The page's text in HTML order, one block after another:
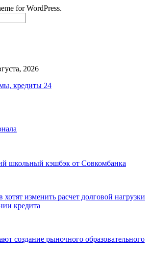
for WordPress.
2026
кредиты 24
школьный кэшбэк от Совкомбанка
хотят изменить расчет долговой нагрузки
кредита
создание рыночного образовательного